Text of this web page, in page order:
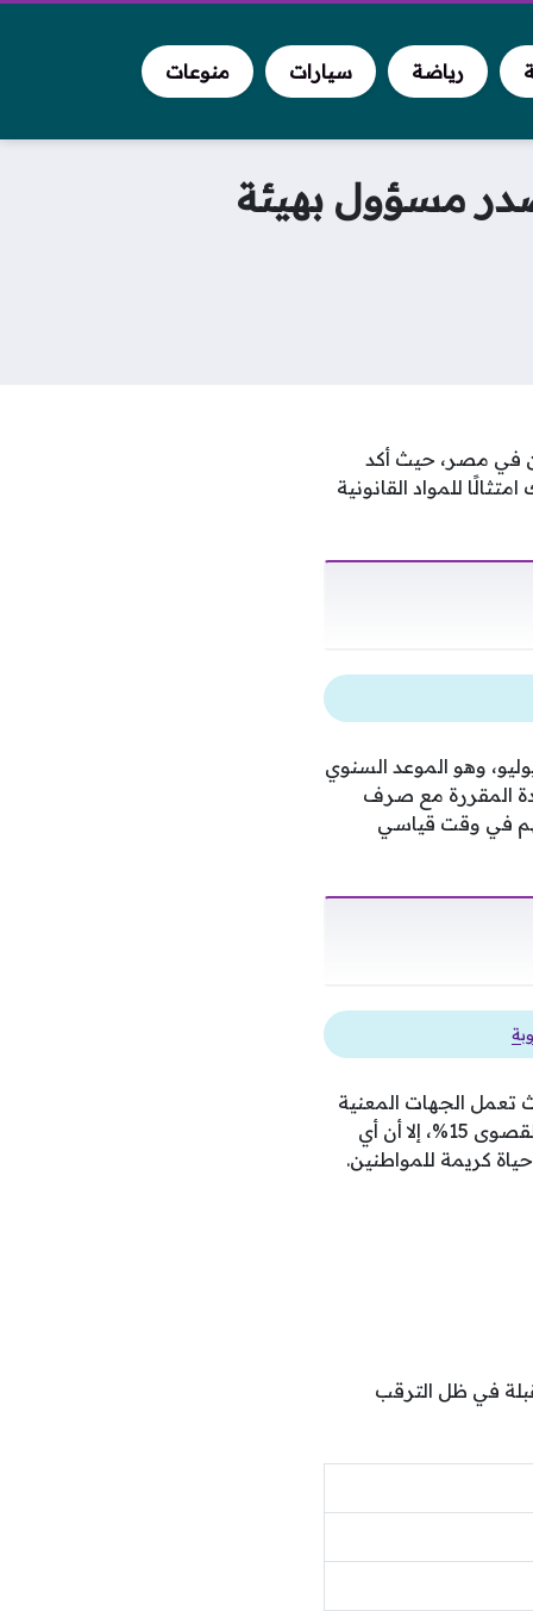
رياضة سيارات منوعات
مسؤول بهيئة
في مصر، حيث أكد
للمواد القانونية
المعاشات 2026 رسميًا في الأول من يوليو، وهو الموعد السنوي
148 لسنة 2019؛ إذ سيتم دمج الزيادة المقررة مع صرف
في وقت قياسي
النسبة الدقيقة لزيادة المعاشات 2026 رسميًا، حيث تعمل الجهات المعنية
على مراجعة الأثر المالي قبل إعلان القرار النهائي، فمن الناحية القانونية تبلغ نسبة الزيادة القصوى 15%، إلا أن أي
كريمة للمواطنين.
في ظل الترقب